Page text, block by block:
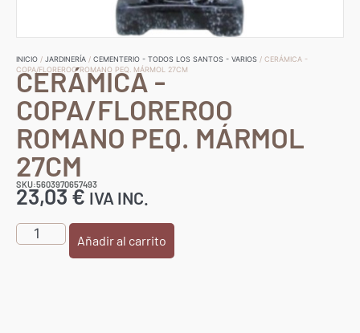
INICIO / JARDINERÍA / CEMENTERIO - TODOS LOS SANTOS - VARIOS / CERÁMICA -
COPA/FLOREROO ROMANO PEQ. MÁRMOL 27CM
CERÁMICA -
COPA/FLOREROO
ROMANO PEQ. MÁRMOL
27CM
SKU:5603970657493
23,03€ IVA INC.
Añadir al carrito